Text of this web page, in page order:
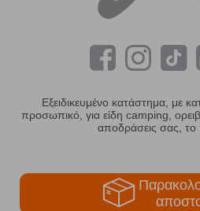
Εξειδικευμένο κατάστημα, με
προσωπικό, για είδη camping,
αποδράσεις σας,